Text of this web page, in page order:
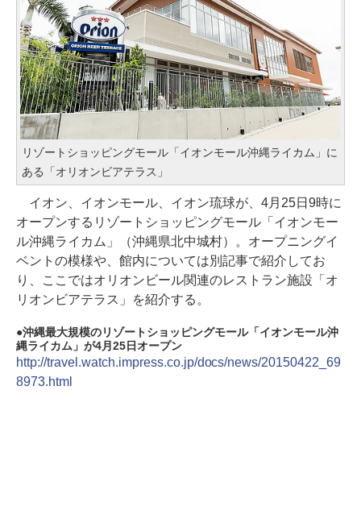
リゾートショッピングモール「イオンモール沖縄ライカム」に
ある「オリオンビアテラス」
イオン、イオンモール、イオン琉球が、4月25日9時に
オープンするリゾートショッピングモール「イオンモー
ル沖縄ライカム」（沖縄県北中城村）。オープニングイ
ベントの模様や、館内については別記事で紹介してお
り、ここではオリオンビール関連のレストラン施設「オ
リオンビアテラス」を紹介する。
沖縄最大規模のリゾートショッピングモール「イオンモール沖
縄ライカム」が4月25日オープン
http://travel.watch.impress.co.jp/docs/news/20150422_69
8973.html